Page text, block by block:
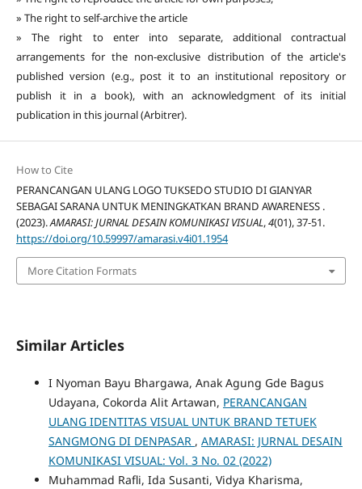
» The right to self-archive the article
» The right to enter into separate, additional contractual
arrangements for the non-exclusive distribution of the article's
published version (e.g., post it to an institutional repository or
publish it in a book), with an acknowledgment of its initial
publication in this journal (Arbitrer).
How to Cite
PERANCANGAN ULANG LOGO TUKSEDO STUDIO DI GIANYAR
SEBAGAI SARANA UNTUK MENINGKATKAN BRAND AWARENESS .
(2023).AMARASI: JURNAL DESAIN KOMUNIKASI VISUAL,4(01), 37-51.
https://doi.org/10.59997/amarasi.v4i01.1954
More Citation Formats
Similar Articles
I Nyoman Bayu Bhargawa, Anak Agung Gde Bagus
Udayana, Cokorda Alit Artawan, PERANCANGAN
ULANG IDENTITAS VISUAL UNTUK BRAND TETUEK
SANGMONG DI DENPASAR , AMARASI: JURNAL DESAIN
KOMUNIKASI VISUAL: Vol. 3 No. 02 (2022)
Muhammad Rafli, Ida Susanti, Vidya Kharisma,